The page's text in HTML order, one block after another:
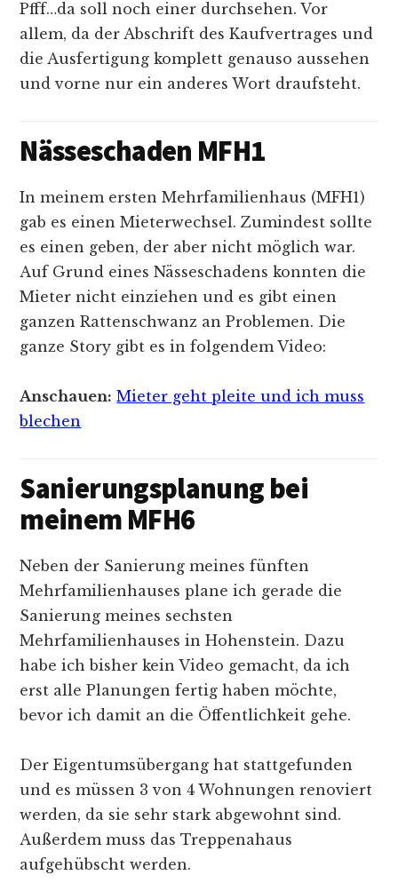
Pfff…da soll noch einer durchsehen. Vor
allem, da der Abschrift des Kaufvertrages und
die Ausfertigung komplett genauso aussehen
und vorne nur ein anderes Wort draufsteht.
Nässeschaden MFH1
In meinem ersten Mehrfamilienhaus (MFH1)
gab es einen Mieterwechsel. Zumindest sollte
es einen geben, der aber nicht möglich war.
Auf Grund eines Nässeschadens konnten die
Mieter nicht einziehen und es gibt einen
ganzen Rattenschwanz an Problemen. Die
ganze Story gibt es in folgendem Video:
Anschauen: Mieter geht pleite und ich muss
blechen
Sanierungsplanung bei
meinem MFH6
Neben der Sanierung meines fünften
Mehrfamilienhauses plane ich gerade die
Sanierung meines sechsten
Mehrfamilienhauses in Hohenstein. Dazu
habe ich bisher kein Video gemacht, da ich
erst alle Planungen fertig haben möchte,
bevor ich damit an die Öffentlichkeit gehe.
Der Eigentumsübergang hat stattgefunden
und es müssen 3 von 4 Wohnungen renoviert
werden, da sie sehr stark abgewohnt sind.
Außerdem muss das Treppenahaus
aufgehübscht werden.